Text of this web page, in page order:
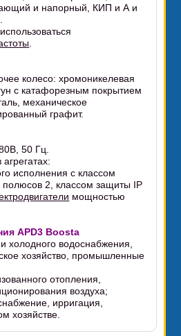
и напорный, КИП и А и
колесо: хромоникелевая
с катафорезным покрытием
механическое
графит.
50 Гц.
агрегатах:
исполнения с классом
полюсов 2, классом защиты IP
мощностью
APD3 Boosta
холодного водоснабжения,
хозяйство, промышленные
отопления,
воздуха;
ирригация,
хозяйстве.